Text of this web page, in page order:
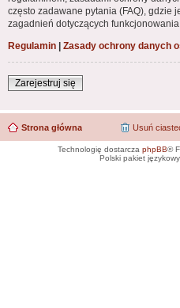
często zadawane pytania (FAQ), gdzie
zagadnień dotyczących funkcjonowania
Regulamin | Zasady ochrony danych
Zarejestruj się
Strona główna Usuń
Technologię dostarcza phpBB®
Polski pakiet